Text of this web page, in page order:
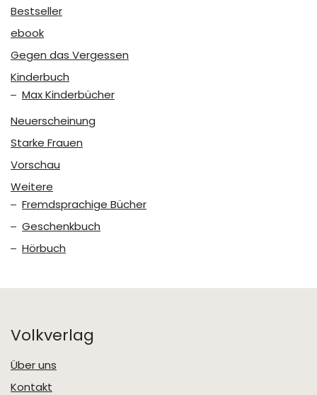
Bestseller
ebook
Gegen das Vergessen
Kinderbuch
Max Kinderbücher
Neuerscheinung
Starke Frauen
Vorschau
Weitere
Fremdsprachige Bücher
Geschenkbuch
Hörbuch
Volkverlag
Über uns
Kontakt